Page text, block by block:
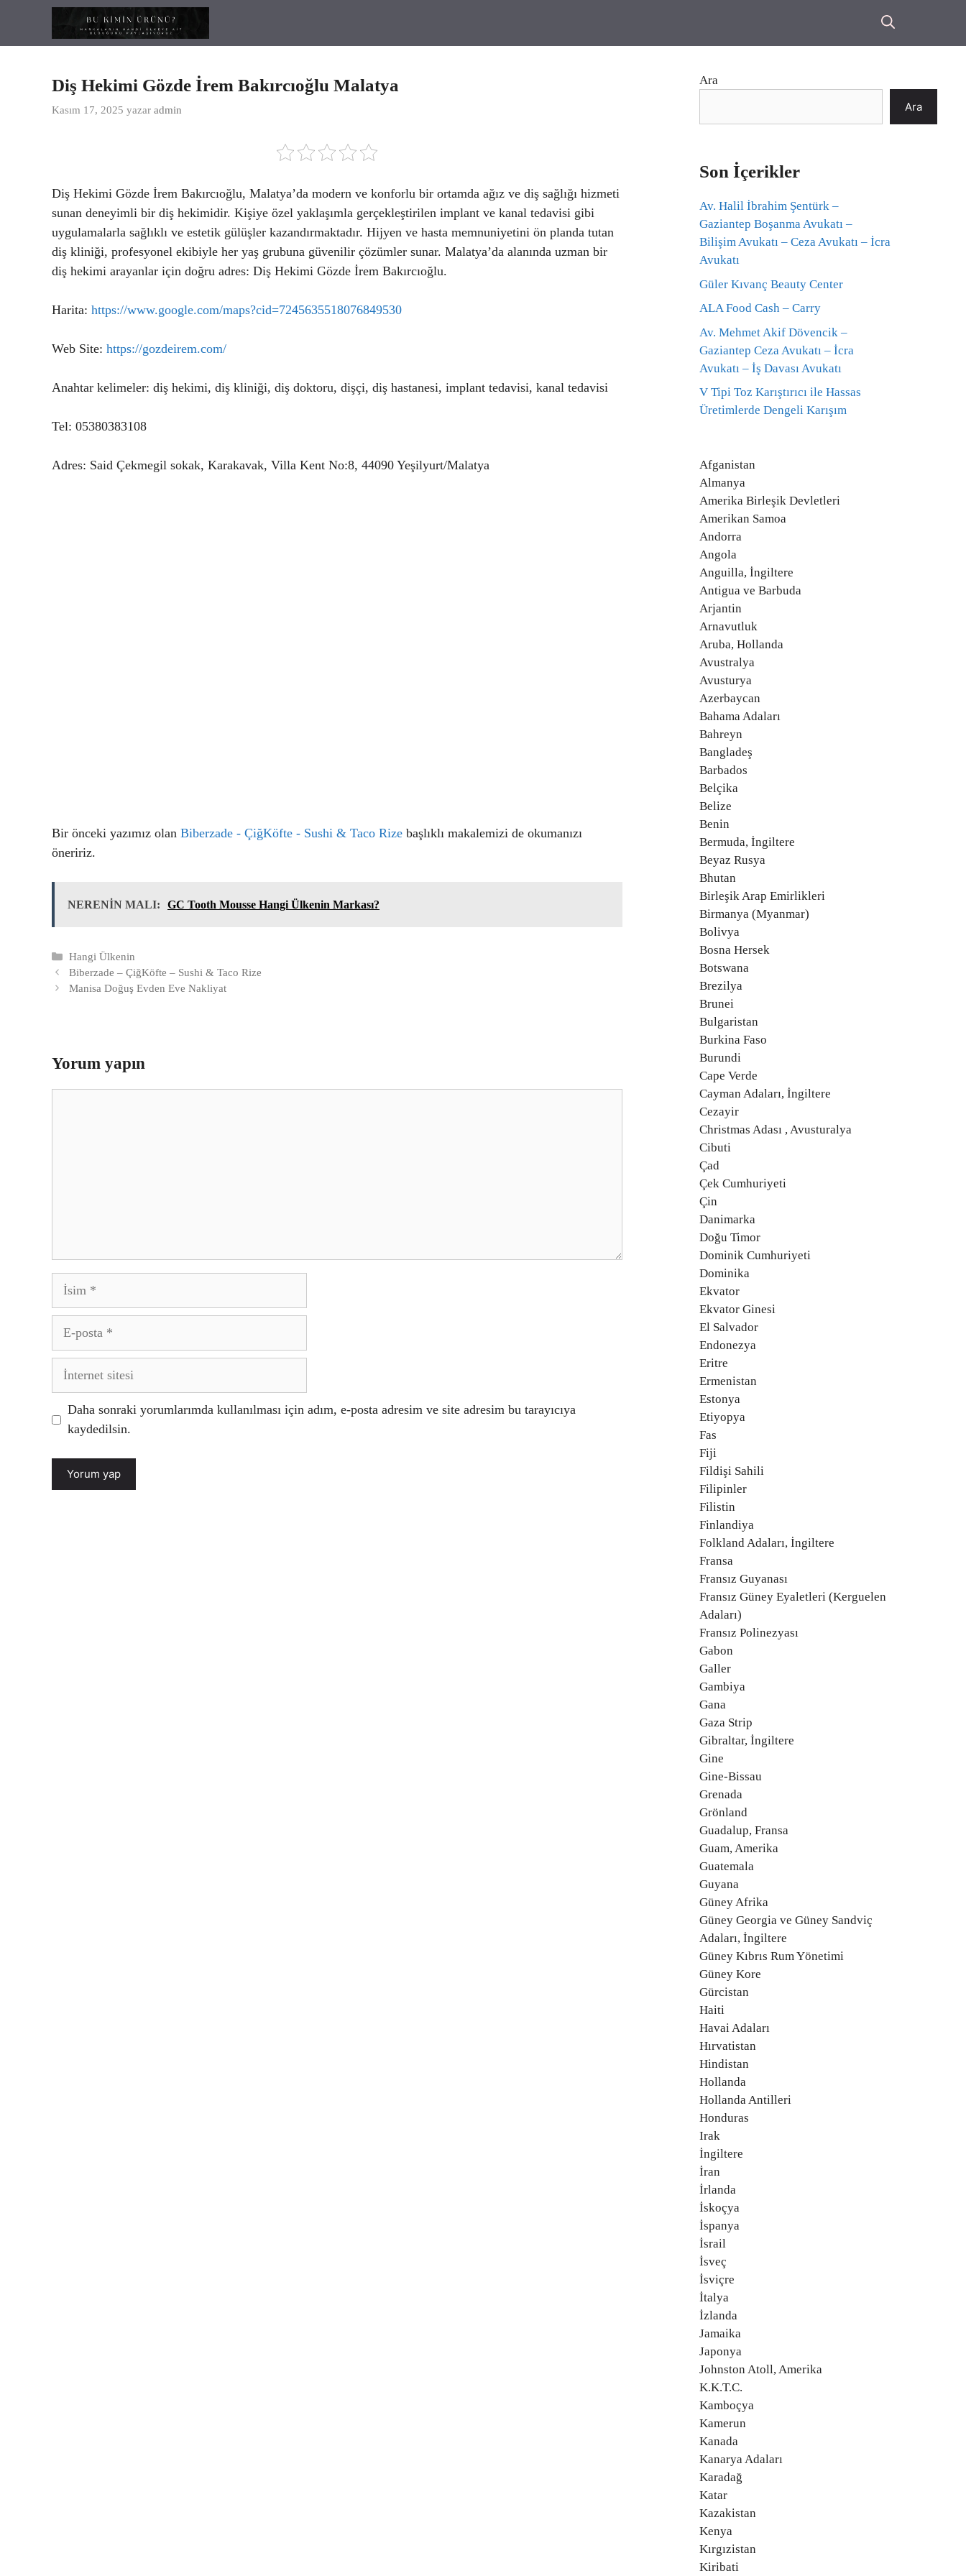
Diş Hekimi Gözde İrem Bakırcıoğlu Malatya
Kasım 17, 2025 yazar admin
Diş Hekimi Gözde İrem Bakırcıoğlu, Malatya’da modern ve konforlu bir ortamda ağız ve diş sağlığı hizmeti
sunan deneyimli bir diş hekimidir. Kişiye özel yaklaşımla gerçekleştirilen implant ve kanal tedavisi gibi
uygulamalarla sağlıklı ve estetik gülüşler kazandırmaktadır. Hijyen ve hasta memnuniyetini ön planda tutan
diş kliniği, profesyonel ekibiyle her yaş grubuna güvenilir çözümler sunar. Malatya’da alanında uzman bir
diş hekimi arayanlar için doğru adres: Diş Hekimi Gözde İrem Bakırcıoğlu.
Harita: https://www.google.com/maps?cid=7245635518076849530
Web Site: https://gozdeirem.com/
Anahtar kelimeler: diş hekimi, diş kliniği, diş doktoru, dişçi, diş hastanesi, implant tedavisi, kanal tedavisi
Tel: 05380383108
Adres: Said Çekmegil sokak, Karakavak, Villa Kent No:8, 44090 Yeşilyurt/Malatya
Bir önceki yazımız olan Biberzade - ÇiğKöfte - Sushi & Taco Rize başlıklı makalemizi de okumanızı
öneririz.
NERENİN MALI: GC Tooth Mousse Hangi Ülkenin Markası?
Kategoriler
Hangi Ülkenin
Biberzade – ÇiğKöfte – Sushi & Taco Rize
Manisa Doğuş Evden Eve Nakliyat
Yorum yapın
İsim
posta
İnternet
Daha sonraki yorumlarımda kullanılması için adım, e-posta adresim ve site adresim bu tarayıcıya
kaydedilsin.
Ara
Ara
Son İçerikler
Av. Halil İbrahim Şentürk –
Gaziantep Boşanma Avukatı –
Bilişim Avukatı – Ceza Avukatı – İcra
Avukatı
Güler Kıvanç Beauty Center
ALA Food Cash – Carry
Av. Mehmet Akif Dövencik –
Gaziantep Ceza Avukatı – İcra
Avukatı – İş Davası Avukatı
V Tipi Toz Karıştırıcı ile Hassas
Üretimlerde Dengeli Karışım
Afganistan
Almanya
Amerika Birleşik Devletleri
Amerikan Samoa
Andorra
Angola
Anguilla, İngiltere
Antigua ve Barbuda
Arjantin
Arnavutluk
Aruba, Hollanda
Avustralya
Avusturya
Azerbaycan
Bahama Adaları
Bahreyn
Bangladeş
Barbados
Belçika
Belize
Benin
Bermuda, İngiltere
Beyaz Rusya
Bhutan
Birleşik Arap Emirlikleri
Birmanya (Myanmar)
Bolivya
Bosna Hersek
Botswana
Brezilya
Brunei
Bulgaristan
Burkina Faso
Burundi
Cape Verde
Cayman Adaları, İngiltere
Cezayir
Christmas Adası , Avusturalya
Cibuti
Çad
Çek Cumhuriyeti
Çin
Danimarka
Doğu Timor
Dominik Cumhuriyeti
Dominika
Ekvator
Ekvator Ginesi
El Salvador
Endonezya
Eritre
Ermenistan
Estonya
Etiyopya
Fas
Fiji
Fildişi Sahili
Filipinler
Filistin
Finlandiya
Folkland Adaları, İngiltere
Fransa
Fransız Guyanası
Fransız Güney Eyaletleri (Kerguelen
Adaları)
Fransız Polinezyası
Gabon
Galler
Gambiya
Gana
Gaza Strip
Gibraltar, İngiltere
Gine
Gine-Bissau
Grenada
Grönland
Guadalup, Fransa
Guam, Amerika
Guatemala
Guyana
Güney Afrika
Güney Georgia ve Güney Sandviç
Adaları, İngiltere
Güney Kıbrıs Rum Yönetimi
Güney Kore
Gürcistan
Haiti
Havai Adaları
Hırvatistan
Hindistan
Hollanda
Hollanda Antilleri
Honduras
Irak
İngiltere
İran
İrlanda
İskoçya
İspanya
İsrail
İsveç
İsviçre
İtalya
İzlanda
Jamaika
Japonya
Johnston Atoll, Amerika
K.K.T.C.
Kamboçya
Kamerun
Kanada
Kanarya Adaları
Karadağ
Katar
Kazakistan
Kenya
Kırgızistan
Kiribati